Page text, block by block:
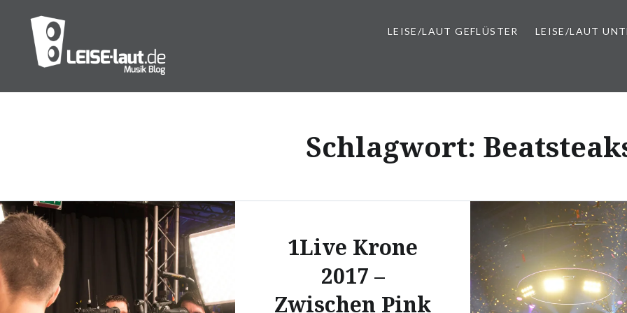
LEISE/laut – Musik Blog
LEISE/LAUT GEFLÜSTER LEISE/LAUT
Schlagwort:
1Live Krone
2017 –
Zwischen Pink